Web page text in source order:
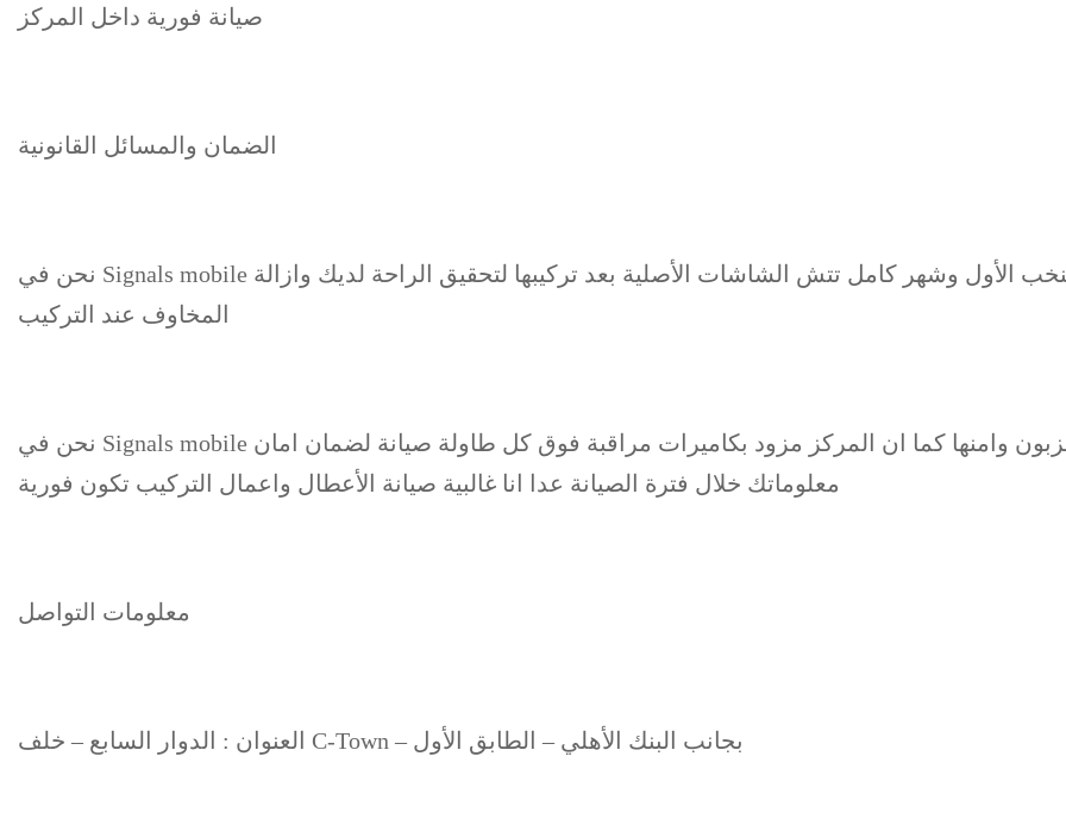
صيانة فورية داخل المركز
الضمان والمسائل القانونية
نحن في Signals mobile نقدم ضمانات لمدة اسبوع على تتش الشاشة النخب الأول وشهر كامل تتش الشاشات الأصلية بعد تركيبها لتحقيق الراحة لديك وازالة
المخاوف عند التركيب
نحن في Signals mobile لدينا شروط صارمة تخص خصوصية معلومات الزبون وامنها كما ان المركز مزود بكاميرات مراقبة فوق كل طاولة صيانة لضمان امان
معلوماتك خلال فترة الصيانة عدا انا غالبية صيانة الأعطال واعمال التركيب تكون فورية
معلومات التواصل
العنوان : الدوار السابع – خلف C-Town – بجانب البنك الأهلي – الطابق الأول